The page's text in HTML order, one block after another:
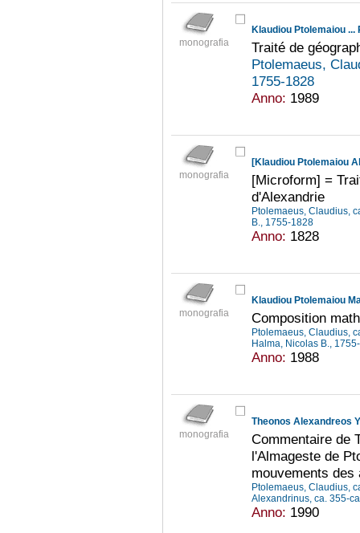
monografia
Traité de
Ptolemaeus,
1755-1828
Anno: 1989
monografia
[Microform] =
d'Alexandrie
Ptolemaeus, Claudius,
B., 1755-1828
Anno: 1828
monografia
Klaudiou Ptolemaiou
Composition
Ptolemaeus, Claudius,
Halma, Nicolas B.,
Anno: 1988
monografia
Theonos Alexandreos
Commentaire de
l'Almageste de
mouvements des
Ptolemaeus, Claudius,
Alexandrinus, ca. 355-
Anno: 1990